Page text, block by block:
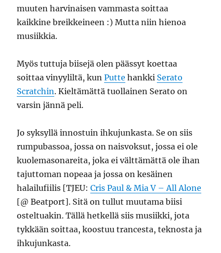
muuten harvinaisen vammasta soittaa
kaikkine breikkeineen :) Mutta niin hienoa
musiikkia.
Myös tuttuja biisejä olen päässyt koettaa
soittaa vinyyliltä, kunPutte hankki Serato
Scratchin. Kieltämättä tuollainen Serato on
varsin jännä peli.
Jo syksyllä innostuin ihkujunkasta. Se on siis
rumpubassoa, jossa on naisvoksut, jossa ei ole
kuolemasonareita, joka ei välttämättä ole ihan
tajuttoman nopeaa ja jossa on kesäinen
halailufiilis [TJEU:Cris Paul & Mia V – All Alone
[@ Beatport]. Sitä on tullut muutama biisi
osteltuakin. Tällä hetkellä siis musiikki, jota
tykkään soittaa, koostuu trancesta, teknosta ja
ihkujunkasta.